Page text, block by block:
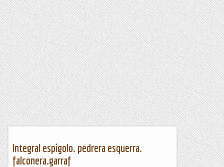
Integral espígolo. pedrera esquerra.
falconera.garraf